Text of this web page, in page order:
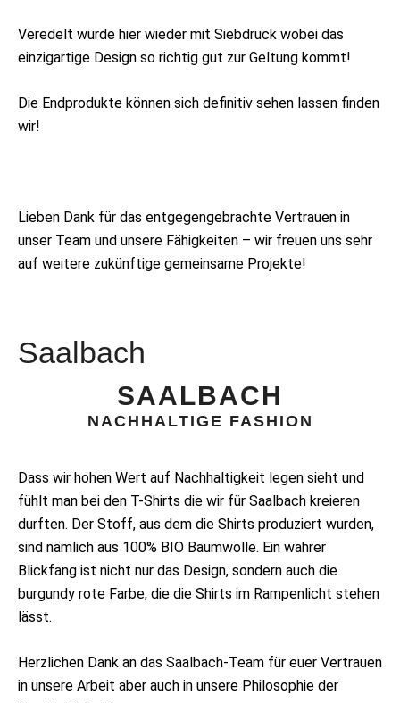
Veredelt wurde hier wieder mit Siebdruck wobei das
einzigartige Design so richtig gut zur Geltung kommt!
Die Endprodukte können sich definitiv sehen lassen finden
wir!
Lieben Dank für das entgegengebrachte Vertrauen in
unser Team und unsere Fähigkeiten – wir freuen uns sehr
auf weitere zukünftige gemeinsame Projekte!
Saalbach
SAALBACH
NACHHALTIGE FASHION
Dass wir hohen Wert auf Nachhaltigkeit legen sieht und
fühlt man bei den T-Shirts die wir für Saalbach kreieren
durften. Der Stoff, aus dem die Shirts produziert wurden,
sind nämlich aus 100% BIO Baumwolle. Ein wahrer
Blickfang ist nicht nur das Design, sondern auch die
burgundy rote Farbe, die die Shirts im Rampenlicht stehen
lässt.
Herzlichen Dank an das Saalbach-Team für euer Vertrauen
in unsere Arbeit aber auch in unsere Philosophie der